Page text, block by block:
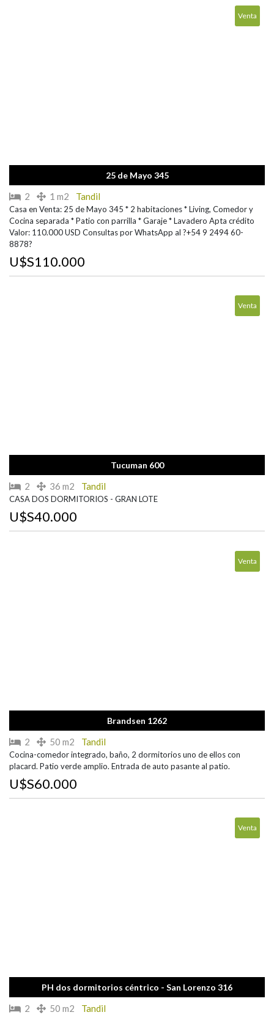
Venta
25 de Mayo 345
2 1 m2 Tandil
Casa en Venta: 25 de Mayo 345 * 2 habitaciones * Living, Comedor y
Cocina separada * Patio con parrilla * Garaje * Lavadero Apta crédito
Valor: 110.000 USD Consultas por WhatsApp al ?+54 9 2494 60-
8878?
U$S110.000
Venta
Tucuman 600
2 36 m2 Tandil
CASA DOS DORMITORIOS - GRAN LOTE
U$S40.000
Venta
Brandsen 1262
2 50 m2 Tandil
Cocina-comedor integrado, baño, 2 dormitorios uno de ellos con
placard. Patio verde amplio. Entrada de auto pasante al patio.
U$S60.000
Venta
PH dos dormitorios céntrico - San Lorenzo 316
2 50 m2 Tandil